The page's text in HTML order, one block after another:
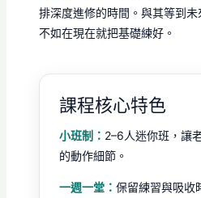
排深度進修的時間。與其等到未
不如在現在就把基礎練好。
課程核心特色
小班制： 2–6人迷你班，讓
的動作細節。
一週一堂： 保留練習與吸收